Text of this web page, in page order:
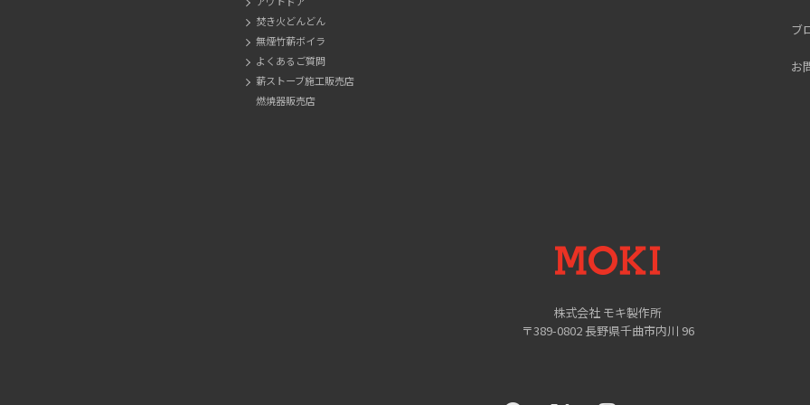
焚き火どんどん
無煙竹薪ボイラ
よくあるご質問
薪ストーブ施工販売店
燃焼器販売店
ブ
お
株式会社 モキ製作所
〒389-0802 長野県千曲市内川 96